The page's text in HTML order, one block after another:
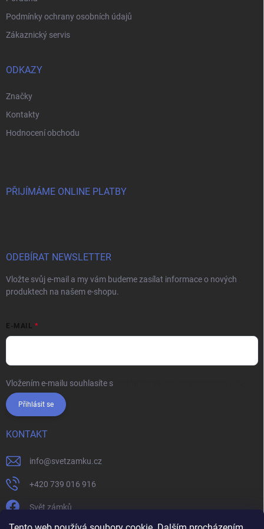
Podmínky ochrany osobních údajů
Zákaznický servis
ODKAZY
Značky
Kontakty
Hodnocení obchodu
PŘIJÍMÁME ONLINE PLATBY
ODEBÍRAT NEWSLETTER
Vložte svůj e-mail a my vám budeme zasílat informace o nových
produktech na našem e-shopu.
E-MAIL
Vložením e-mailu souhlasíte s
Přihlásit se
KONTAKT
info@svetzamku.cz
+420 739 016 916
Svět zámků